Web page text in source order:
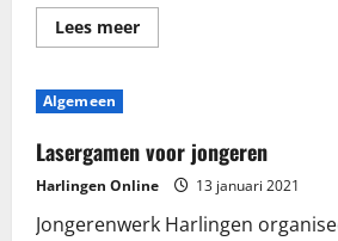
Lees meerLees
meer
Beweegteam
Harlingen
Algemeen
Lasergamen voor jongeren
Harlingen Online 13 januari 2021
Jongerenwerk Harlingen